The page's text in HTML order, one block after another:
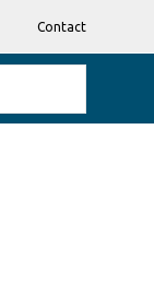
Contact